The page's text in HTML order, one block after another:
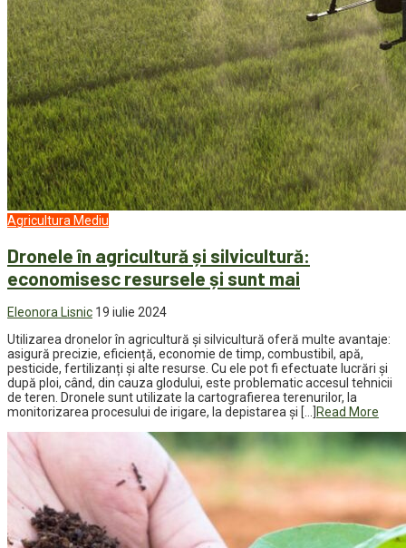
Agricultura Mediu
Dronele în agricultură și silvicultură:
economisesc resursele și sunt mai
Eleonora Lisnic 19 iulie 2024
Utilizarea dronelor în agricultură și silvicultură oferă multe avantaje:
asigură precizie, eficiență, economie de timp, combustibil, apă,
pesticide, fertilizanți și alte resurse. Cu ele pot fi efectuate lucrări și
după ploi, când, din cauza glodului, este problematic accesul tehnicii
de teren. Dronele sunt utilizate la cartografierea terenurilor, la
monitorizarea procesului de irigare, la depistarea și […]
Read More